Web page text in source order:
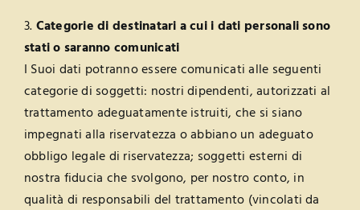
3.Categorie di destinatari a cui i dati personali sono
stati o saranno comunicati
I Suoi dati potranno essere comunicati alle seguenti
categorie di soggetti: nostri dipendenti, autorizzati al
trattamento adeguatamente istruiti, che si siano
impegnati alla riservatezza o abbiano un adeguato
obbligo legale di riservatezza; soggetti esterni di
nostra fiducia che svolgono, per nostro conto, in
qualità di responsabili del trattamento (vincolati da